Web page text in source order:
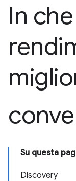
In
Su questa
Discovery